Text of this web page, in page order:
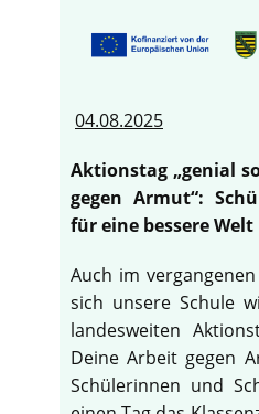
04.08.2025
Aktionstag „genial
gegen Armut“:
für eine bessere Welt
Auch im
sich unsere Schule
landesweiten
Deine Arbeit gegen
Schülerinnen und